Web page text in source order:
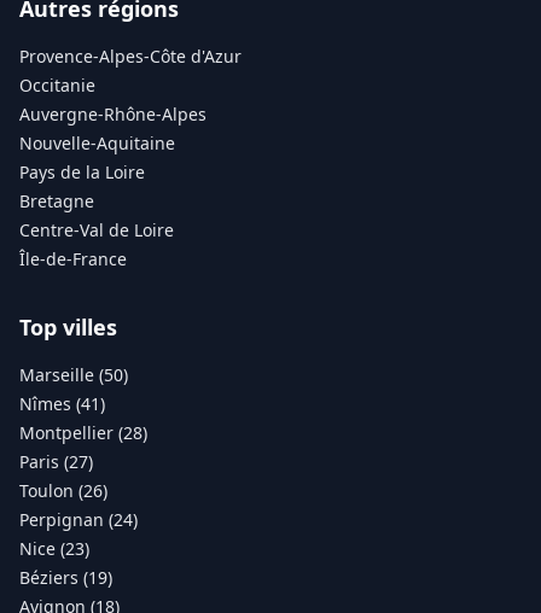
Autres régions
Provence-Alpes-Côte d'Azur
Occitanie
Auvergne-Rhône-Alpes
Nouvelle-Aquitaine
Pays de la Loire
Bretagne
Centre-Val de Loire
Île-de-France
Top villes
Marseille (50)
Nîmes (41)
Montpellier (28)
Paris (27)
Toulon (26)
Perpignan (24)
Nice (23)
Béziers (19)
Avignon (18)